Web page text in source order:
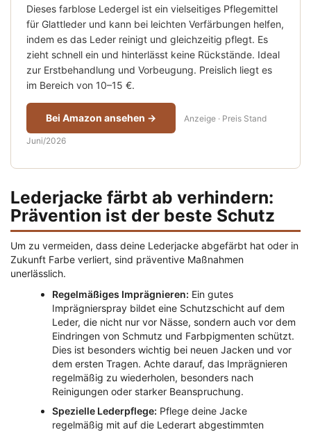
Dieses farblose Ledergel ist ein vielseitiges Pflegemittel
für Glattleder und kann bei leichten Verfärbungen helfen,
indem es das Leder reinigt und gleichzeitig pflegt. Es
zieht schnell ein und hinterlässt keine Rückstände. Ideal
zur Erstbehandlung und Vorbeugung. Preislich liegt es
im Bereich von 10–15 €.
Bei Amazon ansehen → Anzeige · Preis Stand
Juni/2026
Lederjacke färbt ab verhindern:
Prävention ist der beste Schutz
Um zu vermeiden, dass deine Lederjacke abgefärbt hat oder in
Zukunft Farbe verliert, sind präventive Maßnahmen
unerlässlich.
Regelmäßiges Imprägnieren: Ein gutes
Imprägnierspray bildet eine Schutzschicht auf dem
Leder, die nicht nur vor Nässe, sondern auch vor dem
Eindringen von Schmutz und Farbpigmenten schützt.
Dies ist besonders wichtig bei neuen Jacken und vor
dem ersten Tragen. Achte darauf, das Imprägnieren
regelmäßig zu wiederholen, besonders nach
Reinigungen oder starker Beanspruchung.
Spezielle Lederpflege: Pflege deine Jacke
regelmäßig mit auf die Lederart abgestimmten